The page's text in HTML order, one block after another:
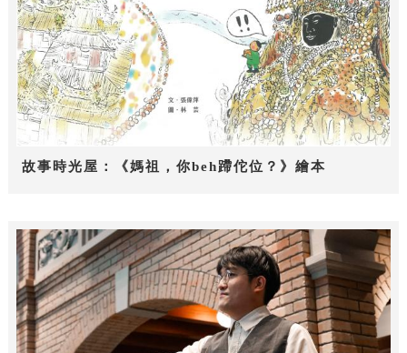
故事時光屋：《媽祖，你beh蹛佗位？》繪本